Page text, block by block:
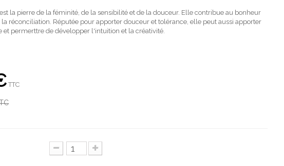
la pierre de la féminité, de la sensibilité et de la douceur. Elle contribue au bonheur
réconciliation. Réputée pour apporter douceur et tolérance, elle peut aussi apporter
et permerttre de développer l'intuition et la créativité.
TTC